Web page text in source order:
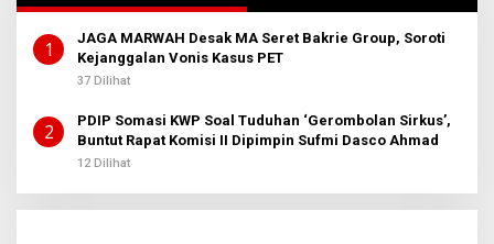
M
N
B
T
1
JAGA MARWAH Desak MA Seret Bakrie Group, Soroti
Kejanggalan Vonis Kasus PET
37 Dilihat
2
PDIP Somasi KWP Soal Tuduhan ‘Gerombolan Sirkus’,
Buntut Rapat Komisi II Dipimpin Sufmi Dasco Ahmad
12 Dilihat